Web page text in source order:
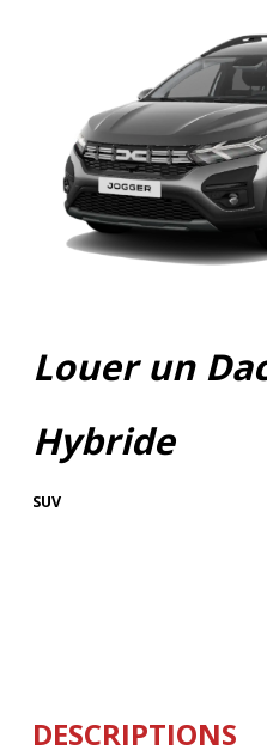
Louer un
Hybride
SUV
DESCRIPTIONS